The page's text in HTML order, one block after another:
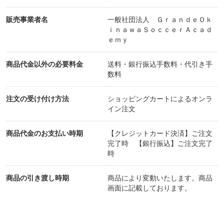
販売事業者名
一般社団法人 ＧｒａｎｄｅＯｋ
ｉｎａｗａＳｏｃｃｅｒＡｃａｄ
ｅｍｙ
商品代金以外の必要料金
送料・銀行振込手数料・代引き手
数料
注文の受け付け方法
ショッピングカートによるオンラ
イン注文
商品代金のお支払い時期
【クレジットカード決済】ご注文
完了時 【銀行振込】ご注文完了
時
商品の引き渡し時期
商品により変動いたします。商品
画面に記載しております。